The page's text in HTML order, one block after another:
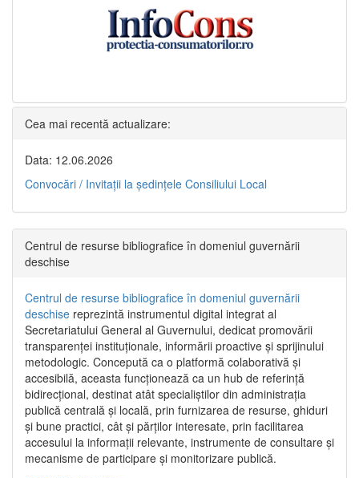
Cea mai recentă actualizare:
Data: 12.06.2026
Convocări / Invitaţii la şedinţele Consiliului Local
Centrul de resurse bibliografice în domeniul guvernării
deschise
Centrul de resurse bibliografice în domeniul guvernării
deschise reprezintă instrumentul digital integrat al
Secretariatului General al Guvernului, dedicat promovării
transparenței instituționale, informării proactive și sprijinului
metodologic. Concepută ca o platformă colaborativă și
accesibilă, aceasta funcționează ca un hub de referință
bidirecțional, destinat atât specialiștilor din administrația
publică centrală și locală, prin furnizarea de resurse, ghiduri
și bune practici, cât și părților interesate, prin facilitarea
accesului la informații relevante, instrumente de consultare și
mecanisme de participare și monitorizare publică.